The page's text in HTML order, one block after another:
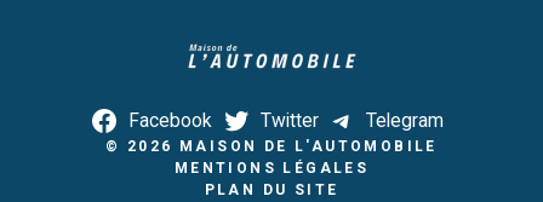
Facebook Twitter Telegram
© 2026 MAISON DE L'AUTOMOBILE
MENTIONS LÉGALES
PLAN DU SITE